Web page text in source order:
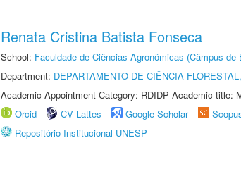
Renata Cristina Batista Fonseca
School: Faculdade de Ciências Agronômicas (Câmpus de
Department: DEPARTAMENTO DE CIÊNCIA
Academic Appointment Category: RDIDP Academic title:
Orcid
CV Lattes Google Scholar
Repositório Institucional UNESP